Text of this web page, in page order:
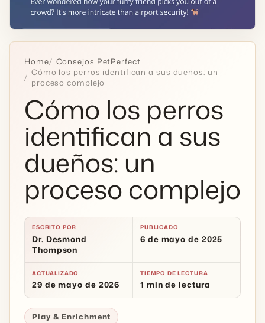
Home
Consejos PetPerfect
Cómo los perros identifican a sus dueños: un
proceso complejo
Cómo los perros
identifican a sus
dueños: un
proceso complejo
ESCRITO POR
Dr. Desmond
Thompson
PUBLICADO
6 de mayo de 2025
ACTUALIZADO
29 de mayo de 2026
TIEMPO DE LECTURA
1 min de lectura
Play & Enrichment